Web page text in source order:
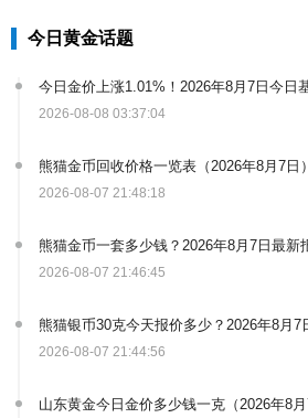
今日黄金话题
今日金价上涨1.01%！2026年8月7日今日
2026-08-08 03:37:04
熊猫金币回收价格一览表（2026年8月7日）
2026-08-07 21:48:18
熊猫金币一套多少钱？2026年8月7日最新
2026-08-07 21:46:45
熊猫银币30克今天报价多少？2026年8月7
2026-08-07 21:44:56
山东黄金今日金价多少钱一克（2026年8月